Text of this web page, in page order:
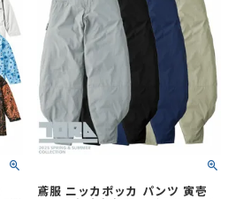
鳶服 ニッカポッカ パンツ 寅壱